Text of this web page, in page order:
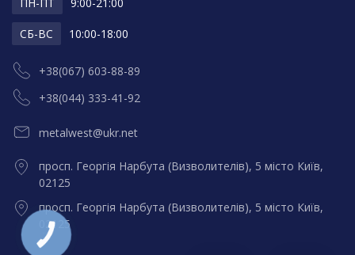
+38(067) 603-88-89
+38(044) 333-41-92
metalwest@ukr.net
СБ-ВС 10:00-18:00
просп. Георгія Нарбута (Визволителів), 5 місто Київ,
02125
просп. Георгія Нарбута (Визволителів), 5 місто Київ,
02125
КНОПКА
ЗВ'ЯЗКУ